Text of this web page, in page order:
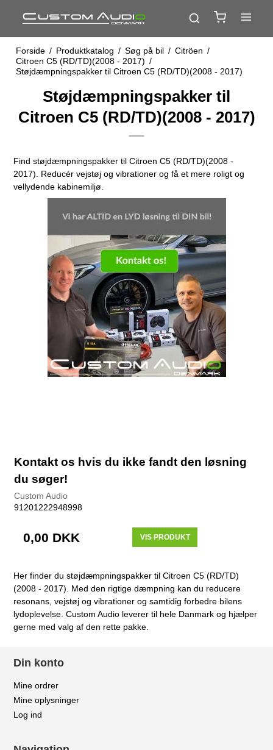
Forside / Produktkatalog / Søg på bil / Citröen /
Citroen C5 (RD/TD)(2008 - 2017) /
Støjdæmpningspakker til Citroen C5 (RD/TD)(2008 - 2017)
Støjdæmpningspakker til
Citroen C5 (RD/TD)(2008 - 2017)
Find støjdæmpningspakker til Citroen C5 (RD/TD)(2008 -
2017). Reducér vejstøj og vibrationer og få et mere roligt og
vellydende kabinemiljø.
Kontakt os hvis du ikke fandt den løsning
du søger!
Custom Audio
91201222948998
0,00 DKK VIS PRODUKT
Her finder du støjdæmpningspakker til Citroen C5 (RD/TD)
(2008 - 2017). Med den rigtige dæmpning kan du reducere
resonans, vejstøj og vibrationer og samtidig forbedre bilens
lydoplevelse. Custom Audio leverer til hele Danmark og hjælper
gerne med valg af den rette pakke.
Din konto
Mine ordrer
Mine oplysninger
Log ind